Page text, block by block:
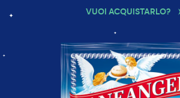
VUOI ACQUISTARLO?